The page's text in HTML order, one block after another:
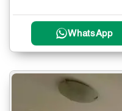
WhatsApp